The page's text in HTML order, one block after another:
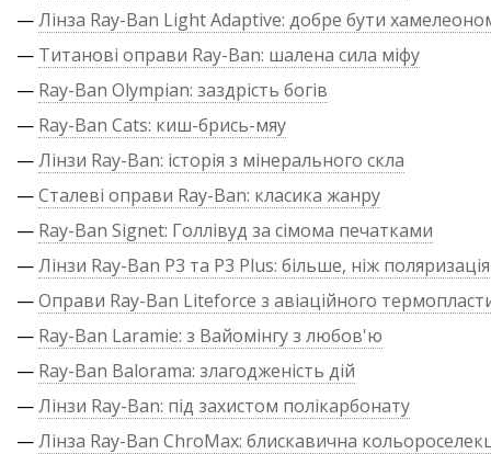
—Лінза Ray-Ban Light Adaptive: добре бути
— Титанові оправи Ray-Ban: шалена сила міфу
— Ray-Ban Olympian: заздрість богів
— Ray-Ban Cats: киш-брись-мяу
—Лінзи Ray-Ban: історія з мінерального скла
—Сталеві оправи Ray-Ban: класика жанру
— Ray-Ban Signet: Голлівуд за сімома печатками
—Лінзи Ray-Ban P3 та P3 Plus: більше, ніж поляризація
—Оправи Ray-Ban Liteforce з авіаційного
— Ray-Ban Laramie: з Вайомінгу з любов'ю
— Ray-Ban Balorama: злагодженість дій
—Лінзи Ray-Ban: під захистом полікарбонату
—Лінза Ray-Ban ChroMax: блискавична